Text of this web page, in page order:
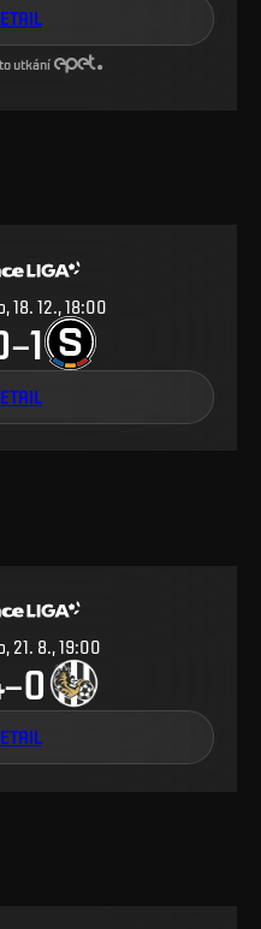
utkání
18. 12., 18:00
–1
21. 8., 19:00
–0